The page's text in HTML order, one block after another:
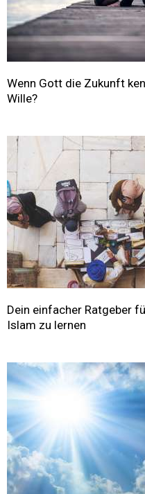
Wenn Gott die Zukunft
Wille?
Dein einfacher Ratgeber
Islam zu lernen